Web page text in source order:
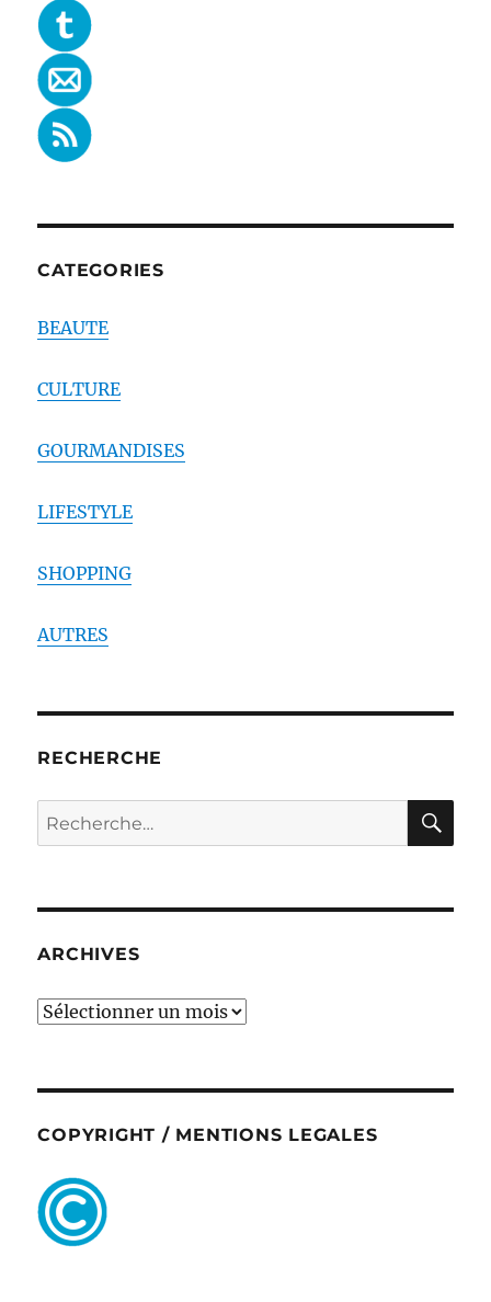
CATEGORIES
BEAUTE
CULTURE
GOURMANDISES
LIFESTYLE
SHOPPING
AUTRES
RECHERCHE
Recherche
pour :
ARCHIVES
ARCHIVES
COPYRIGHT / MENTIONS LEGALES